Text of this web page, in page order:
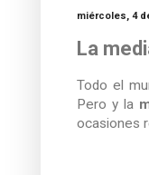
miércoles, 4
La
Todo el
Pero y la
ocasiones